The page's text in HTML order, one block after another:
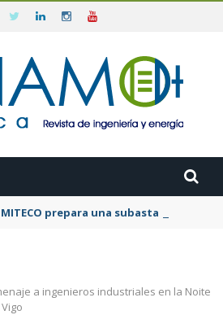
MITECO prepara una subasta de 600
a ingenieros industriales en la Noite